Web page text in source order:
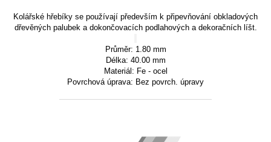
Kolářské hřebíky se používají především k připevňování obkladových
dřevěných palubek a dokončovacích podlahových a dekoračních líšt.
Průměr: 1.80 mm
Délka: 40.00 mm
Materiál: Fe - ocel
Povrchová úprava: Bez povrch. úpravy